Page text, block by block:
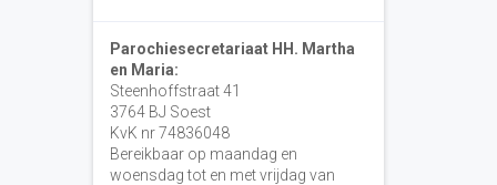
Parochiesecretariaat HH. Martha
en Maria:
Steenhoffstraat 41
3764 BJ Soest
KvK nr 74836048
Bereikbaar op maandag en
woensdag tot en met vrijdag van